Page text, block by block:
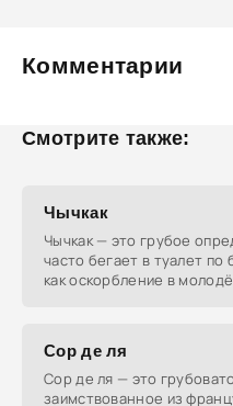
Комментарии
Смотрите также:
Чычкак
Чычкак — это грубое
часто бегает в туалет
как оскорбление в
Сор де ля
Сор де ля — это
заимствованное из